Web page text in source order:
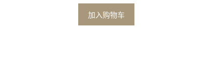
加入购物车